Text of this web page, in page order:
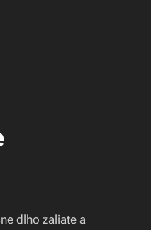
dlho zaliate a